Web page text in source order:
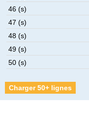
46 (s)
47 (s)
48 (s)
49 (s)
50 (s)
Charger 50+ lignes